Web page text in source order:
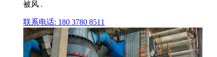
被风 .
联系电话: 180 3780 8511